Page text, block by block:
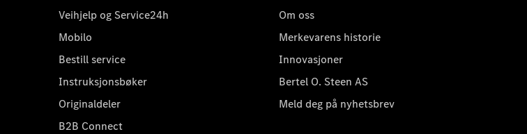
Veihjelp og Service24h
Mobilo
Bestill service
Instruksjonsbøker
Originaldeler
B2B Connect
Om oss
Merkevarens historie
Innovasjoner
Bertel O. Steen AS
Meld deg på nyhetsbrev